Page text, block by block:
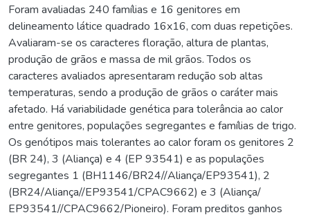
Foram avaliadas 240 famílias e 16 genitores em
delineamento látice quadrado 16x16, com duas repetições.
Avaliaram-se os caracteres floração, altura de plantas,
produção de grãos e massa de mil grãos. Todos os
caracteres avaliados apresentaram redução sob altas
temperaturas, sendo a produção de grãos o caráter mais
afetado. Há variabilidade genética para tolerância ao calor
entre genitores, populações segregantes e famílias de trigo.
Os genótipos mais tolerantes ao calor foram os genitores 2
(BR 24), 3 (Aliança) e 4 (EP 93541) e as populações
segregantes 1 (BH1146/BR24//Aliança/EP93541), 2
(BR24/Aliança//EP93541/CPAC9662) e 3 (Aliança/
EP93541//CPAC9662/Pioneiro). Foram preditos ganhos